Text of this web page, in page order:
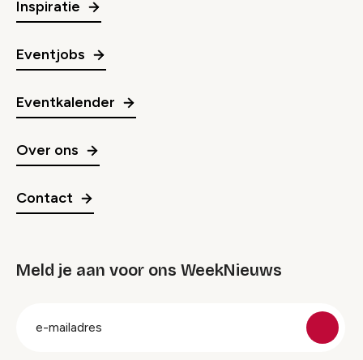
Inspiratie
Eventjobs
Eventkalender
Over ons
Contact
Meld je aan voor ons WeekNieuws